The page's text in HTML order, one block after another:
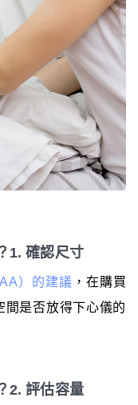
1. 確認尺寸
）的建議 ，在購買
間是否放得下心儀的
2. 評估容量